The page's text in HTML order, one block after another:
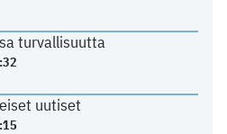
turvallisuutta
uutiset